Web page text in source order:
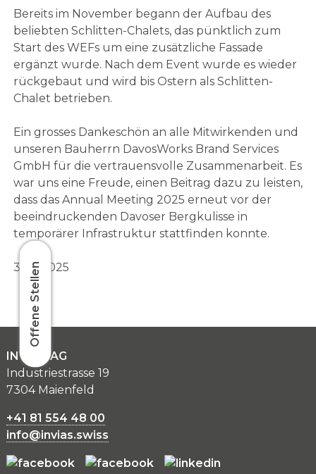
Bereits im November begann der Aufbau des
beliebten Schlitten-Chalets, das pünktlich zum
Start des WEFs um eine zusätzliche Fassade
ergänzt wurde. Nach dem Event wurde es wieder
rückgebaut und wird bis Ostern als Schlitten-
Chalet betrieben.
Ein grosses Dankeschön an alle Mitwirkenden und
unseren Bauherrn DavosWorks Brand Services
GmbH für die vertrauensvolle Zusammenarbeit. Es
war uns eine Freude, einen Beitrag dazu zu leisten,
dass das Annual Meeting 2025 erneut vor der
beeindruckenden Davoser Bergkulisse in
temporärer Infrastruktur stattfinden konnte.
31.01.2025
INVIAS AG
Offene Stellen
Industriestrasse 19
7304 Maienfeld
+41 81 554 48 00
info@invias.swiss